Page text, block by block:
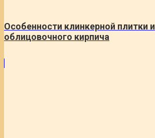
Особенности клинкерной плитки и
облицовочного кирпича